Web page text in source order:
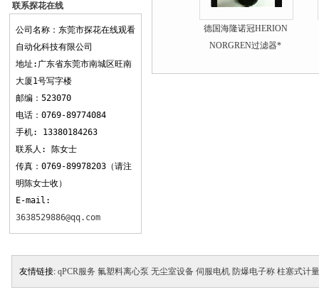
联系探花在线
观看
公司名称：东莞市探花在线观看
自动化科技有限公司
地址:广东省东莞市南城区旺南
大厦1号写字楼
邮编：523070
电话：0769-89774084
手机: 13380184263
联系人: 陈女士
传真：0769-89978203（请注
明陈女士收）
E-mail:
3638529886@qq.com
德国海隆诺冠HERION
NORGREN过滤器*
友情链接: qPCR服务 氟塑料离心泵 无尘室设备 伺服电机 防爆电子称 柱塞式计